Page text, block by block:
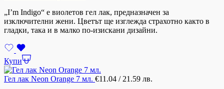
„I’m Indigo“ е виолетов гел лак, предназначен за
изключителни жени. Цветът ще изглежда страхотно както в
гладки, така и в малко по-изискани дизайни.
Купи
Гел лак Neon Orange 7 мл. €11.04 / 21.59 лв.